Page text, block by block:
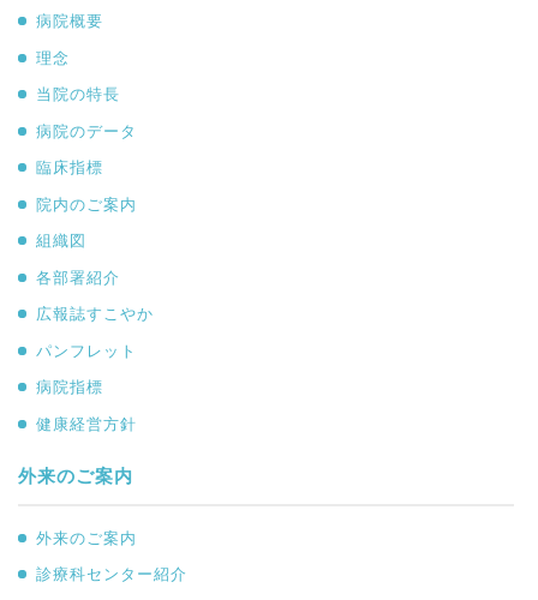
病院概要
理念
当院の特長
病院のデータ
臨床指標
院内のご案内
組織図
各部署紹介
広報誌すこやか
パンフレット
病院指標
健康経営方針
外来のご案内
外来のご案内
診療科センター紹介